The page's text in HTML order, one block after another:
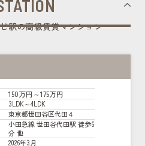
駅の高級賃貸マンション
150万円～175万円
3LDK～4LDK
東京都世田谷区代田４
小田急線 世田谷代田駅 徒歩6
分 他
2026年3月